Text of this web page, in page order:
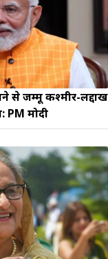
से जम्मू कश्मीर-लद्दाख
PM मोदी